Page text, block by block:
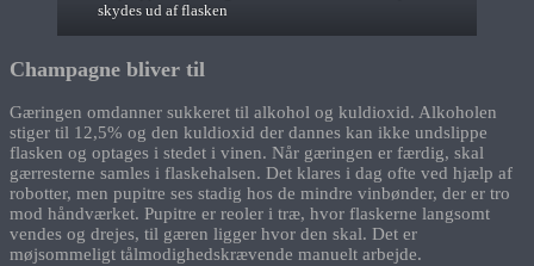
skydes ud af flasken
Champagne bliver til
Gæringen omdanner sukkeret til alkohol og kuldioxid. Alkoholen
stiger til 12,5% og den kuldioxid der dannes kan ikke undslippe
flasken og optages i stedet i vinen. Når gæringen er færdig, skal
gærresterne samles i flaskehalsen. Det klares i dag ofte ved hjælp af
robotter, men pupitre ses stadig hos de mindre vinbønder, der er tro
mod håndværket. Pupitre er reoler i træ, hvor flaskerne langsomt
vendes og drejes, til gæren ligger hvor den skal. Det er
møjsommeligt tålmodighedskrævende manuelt arbejde.